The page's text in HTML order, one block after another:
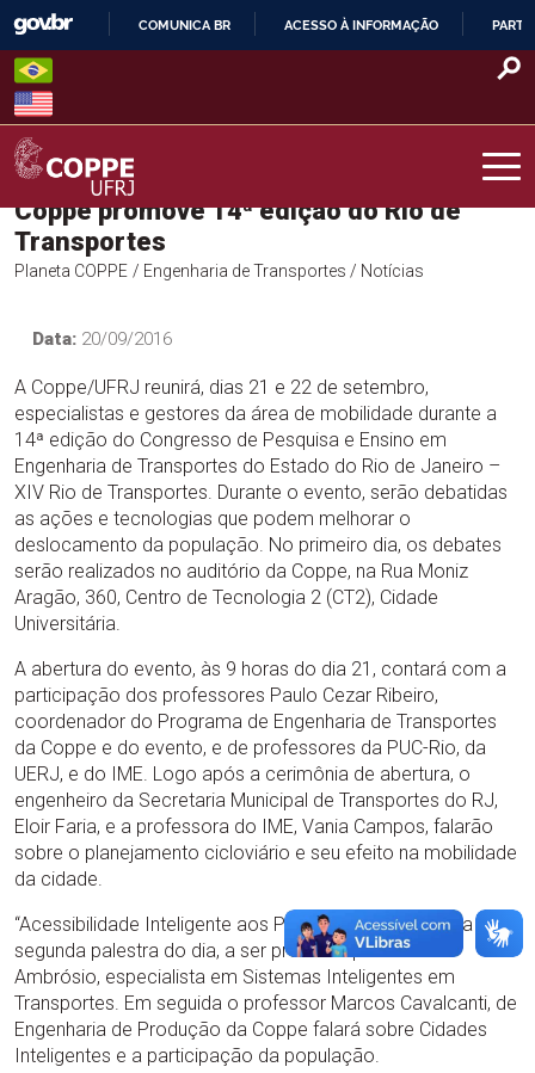
Skip
content
O
COMUNICA BR ACESSO À INFORMAÇÃO
COPPE – UFRJ
Coppe promove 14ª edição do Rio de
Transportes
Planeta COPPE / Engenharia de Transportes / Notícias
Data: 20/09/2016
A Coppe/UFRJ reunirá, dias 21 e 22 de setembro,
especialistas e gestores da área de mobilidade durante a
14ª edição do Congresso de Pesquisa e Ensino em
Engenharia de Transportes do Estado do Rio de Janeiro –
XIV Rio de Transportes. Durante o evento, serão debatidas
as ações e tecnologias que podem melhorar o
deslocamento da população. No primeiro dia, os debates
serão realizados no auditório da Coppe, na Rua Moniz
Aragão, 360, Centro de Tecnologia 2 (CT2), Cidade
Universitária.
A abertura do evento, às 9 horas do dia 21, contará com a
participação dos professores Paulo Cezar Ribeiro,
coordenador do Programa de Engenharia de Transportes
da Coppe e do evento, e de professores da PUC-Rio, da
UERJ, e do IME. Logo após a cerimônia de abertura, o
engenheiro da Secretaria Municipal de Transportes do RJ,
Eloir Faria, e a professora do IME, Vania Campos, falarão
sobre o planejamento cicloviário e seu efeito na mobilidade
da cidade.
“Acessibilidade Inteligente aos Pedestres” é o tema da
segunda palestra do dia, a ser proferida por Marcelo
Ambrósio, especialista em Sistemas Inteligentes em
Transportes. Em seguida o professor Marcos Cavalcanti, de
Engenharia de Produção da Coppe falará sobre Cidades
Inteligentes e a participação da população.